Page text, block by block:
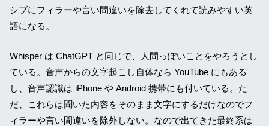
シブにフィラーや言い間違いを除去してくれて読みやすい英
語になる。
Whisper は ChatGPT と同じで、人間っぽいことをやろうとし
ている。音声からの文字起こし自体なら YouTube にもある
し、音声認識は iPhone や Android 携帯にも付いている。た
だ、これらは聞いた内容をそのまま文字にするだけなのでフ
ィラーや言い間違いを除外しない。なので出てきた最終系は